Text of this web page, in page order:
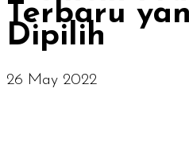
Terbaru
Dipilih
26 May 2022